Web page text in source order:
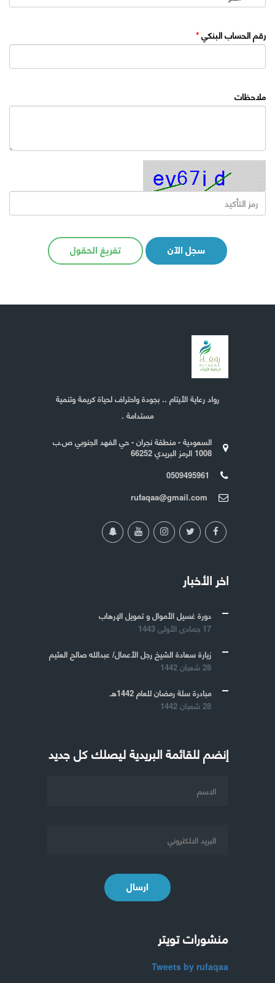
رقم الحساب البنكي *
ملاحظات
سجل الآن تفريغ الحقول
رواد رعاية الأيتام .. بجودة واحتراف لحياة كريمة وتنمية
مستدامة .
السعودية - منطقة نجران - حي الفهد الجنوبي ص.ب
1008 الرمز البريدي 66252
0509495961
rufaqaa@gmail.com
اخر الأخبار
دورة غسيل الأموال و تمويل الإرهاب
17 جمادى الأولى 1443
زيارة سعادة الشيخ رجل الأعمال/ عبدالله صالح العثيم
28 شعبان 1442
مبادرة سلة رمضان للعام 1442هـ
28 شعبان 1442
إنضم للقائمة البريدية ليصلك كل جديد
ارسال
منشورات تويتر
Tweets by rufaqaa